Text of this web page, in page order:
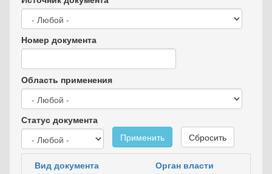
Номер документа
Область применения
Статус документа
Применить
Сбросить
Вид документа Орган власти